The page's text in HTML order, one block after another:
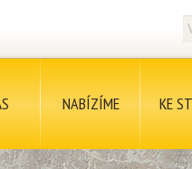
NABÍZÍME KE